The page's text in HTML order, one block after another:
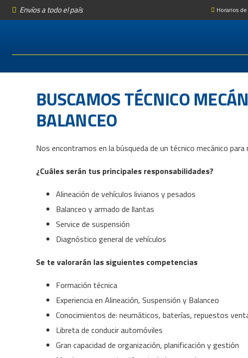
Envíos a todo el país Horarios
BUSCAMOS TÉCNICO
BALANCEO
Nos encontramos en la búsqueda de un técnico mecánico
¿Cuáles serán tus principales responsabilidades?
Alineación de vehículos livianos y pesados
Balanceo y armado de llantas
Service de suspensión
Diagnóstico general de vehículos
Se te valorarán las siguientes competencias
Formación técnica
Experiencia en Alineación, Suspensión y Balanceo
Conocimientos de: neumáticos, baterías, repuestos
Libreta de conducir automóviles
Gran capacidad de organización, planificación y gestión